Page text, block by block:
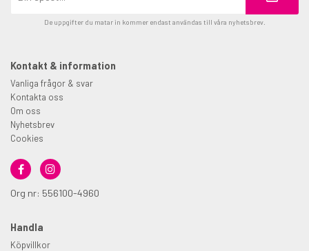
De uppgifter du matar in kommer endast användas till våra nyhetsbrev.
Kontakt & information
Vanliga frågor & svar
Kontakta oss
Om oss
Nyhetsbrev
Cookies
Org nr: 556100-4960
Handla
Köpvillkor